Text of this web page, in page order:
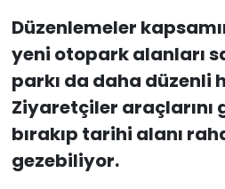
Düzenlemeler
yeni otopark alanları
parkı da daha düzenli
Ziyaretçiler araçlarını
bırakıp tarihi alanı
gezebiliyor.